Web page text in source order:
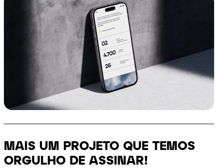
MAIS UM PROJETO QUE TEMOS
ORGULHO DE ASSINAR!